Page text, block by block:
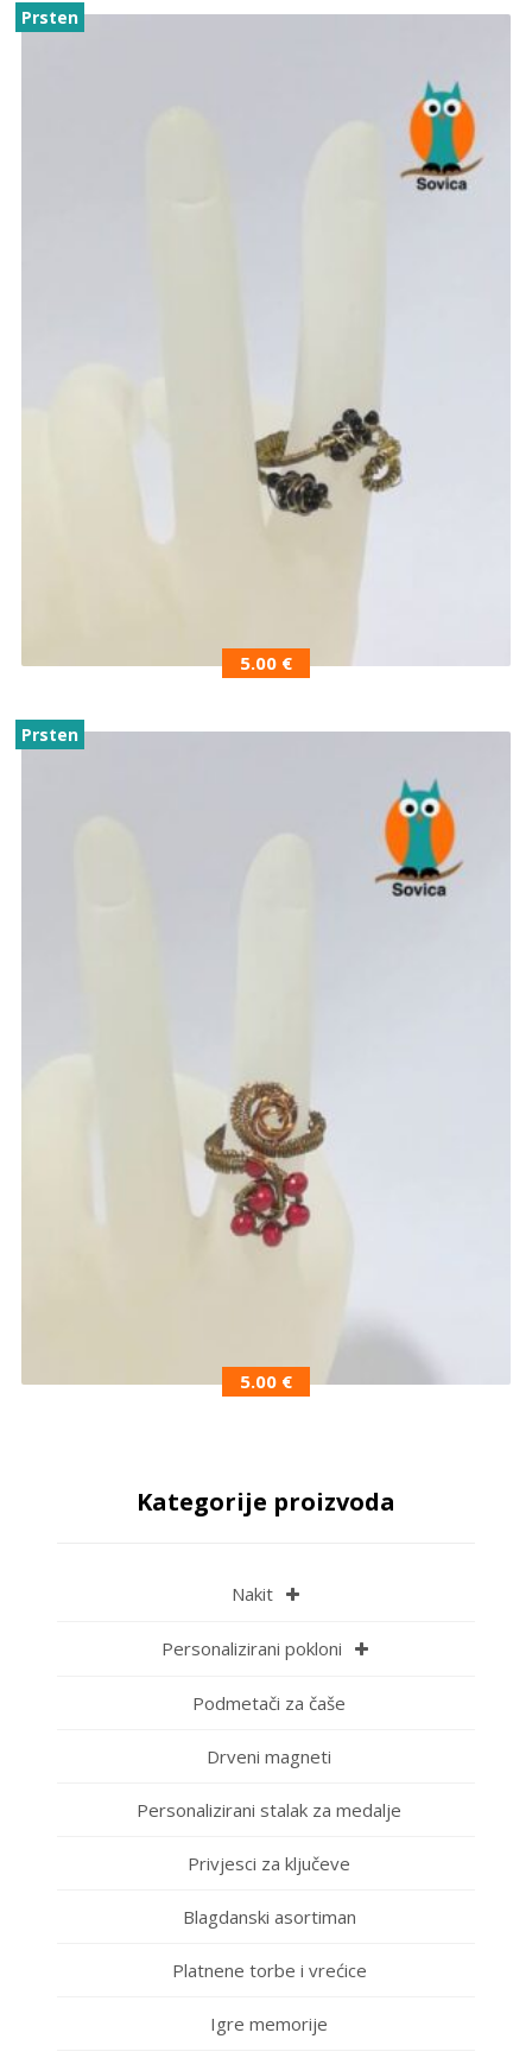
Prsten
5.00 €
Prsten
5.00 €
Kategorije proizvoda
Nakit
Personalizirani pokloni
Podmetači za čaše
Drveni magneti
Personalizirani stalak za medalje
Privjesci za ključeve
Blagdanski asortiman
Platnene torbe i vrećice
Igre memorije